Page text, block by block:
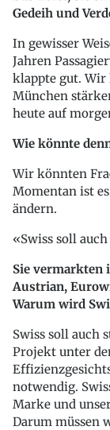
Gedeih und
In gewisser
Jahren
klappte gut. Wir
München
heute auf
Wie könnte
Wir könnten
Momentan ist
ändern.
Swiss soll
Sie vermarkten
Austrian,
Warum wird
Swiss soll auch
Projekt unter
notwendig.
Marke und
Darum müssen